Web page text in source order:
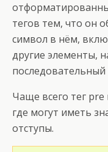
тегов тем, что он
символ в нём,
другие элементы,
Чаще всего тег pre
где могут иметь
отступы.